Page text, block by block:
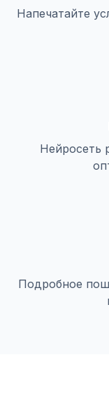
Напечатайте
Нейросеть
Подробное